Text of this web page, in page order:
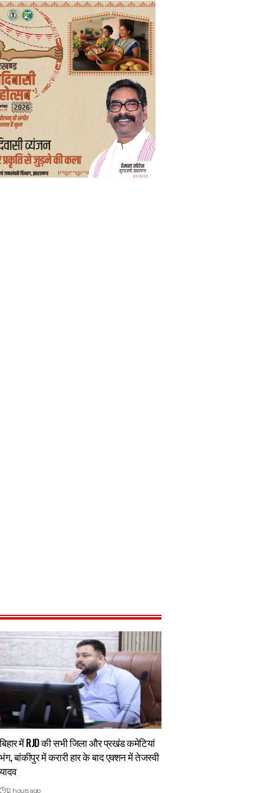
बिहार में RJD की सभी जिला और प्रखंड कमेटियां
भंग, बांकीपुर में करारी हार के बाद एक्शन में तेजस्वी
यादव
12 hours ago